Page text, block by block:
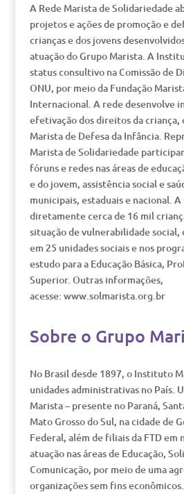
A Rede Marista de Solidariedade
projetos e ações de promoção e
crianças e dos jovens
atuação do Grupo Marista. A
status consultivo na Comissão de
ONU, por meio da Fundação
Internacional. A rede desenvolve
efetivação dos direitos da criança,
Marista de Defesa da Infância.
Marista de Solidariedade
fóruns e redes nas áreas de
e do jovem, assistência social e
municipais, estaduais e nacional.
diretamente cerca de 16 mil
situação de vulnerabilidade social,
em 25 unidades sociais e nos
estudo para a Educação Básica,
Superior. Outras informações,
acesse: www.solmarista.org.br
Sobre o Grupo
No Brasil desde 1897, o Instituto
unidades administrativas no País.
Marista – presente no Paraná,
Mato Grosso do Sul, na cidade de
Federal, além de filiais da FTD em
atuação nas áreas de Educação,
Comunicação, por meio de uma
organizações sem fins